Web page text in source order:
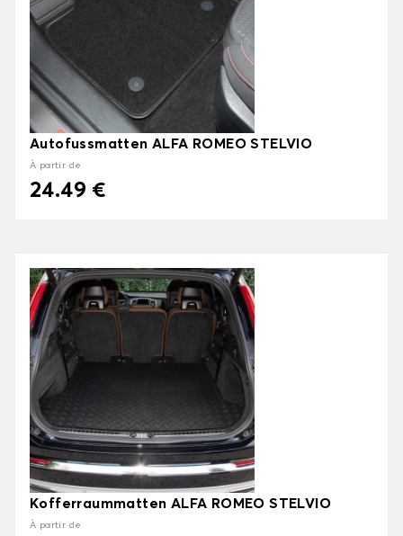
Autofussmatten ALFA ROMEO STELVIO
À partir de
24.49 €
Kofferraummatten ALFA ROMEO STELVIO
À partir de